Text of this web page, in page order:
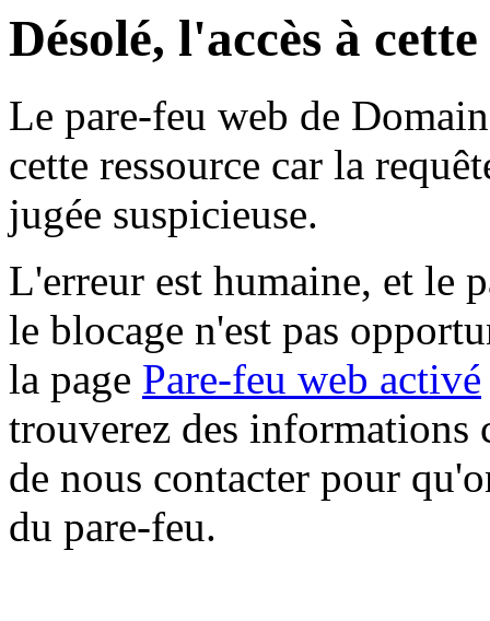
Désolé, l'accès à
Le pare-feu web de
cette ressource car la
jugée suspicieuse.
L'erreur est humaine, et le
le blocage n'est pas
la page Pare-feu web activé
trouverez des informations
de nous contacter pour
du pare-feu.